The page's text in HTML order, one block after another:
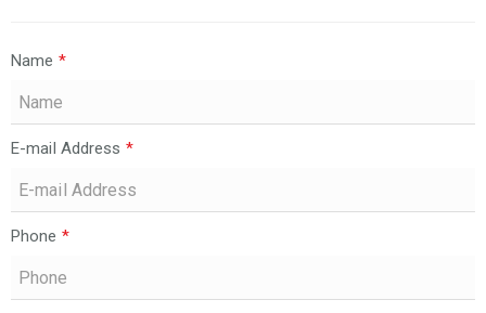
Name *
E-mail Address *
Phone *